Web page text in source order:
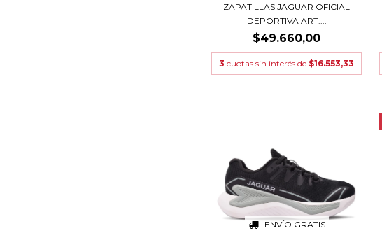
ZAPATILLAS JAGUAR OFICIAL
DEPORTIVA ART....
$49.660,00
3 cuotas sin interés de $16.553,33
ENVÍO GRATIS